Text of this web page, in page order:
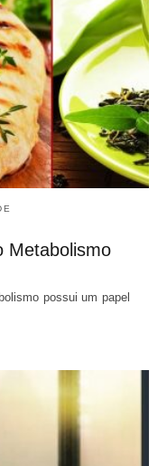
Metabolismo
possui um papel